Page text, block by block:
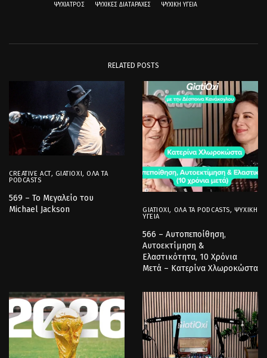
ΨΥΧΊΑΤΡΟΣ
ΨΥΧΙΚΈΣ ΔΙΑΤΑΡΑΧΈΣ ΨΥΧΙΚΉ ΥΓΕΊΑ
RELATED POSTS
CREATIVE ACT, GIATIOXI,ΌΛΑ ΤΑ
PODCASTS
569 – Το Μεγαλείο του
Michael Jackson
GIATIOXI, ΌΛΑ ΤΑ PODCASTS, ΨΥΧΙΚΉ
ΥΓΕΊΑ
566 – Αυτοπεποίθηση,
Αυτοεκτίμηση &
Ελαστικότητα, 10 Χρόνια
Μετά – Κατερίνα Χλωροκώστα